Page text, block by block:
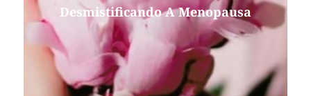
Desmistificando A Menopausa